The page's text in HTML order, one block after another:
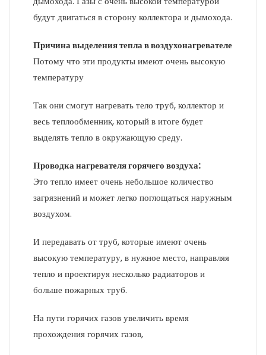
будут двигаться в сторону коллектора и дымохода.
Причина выделения тепла в воздухонагревателе
Потому что эти продукты имеют очень высокую
температуру
Так они смогут нагревать тело труб, коллектор и
весь теплообменник, который в итоге будет
выделять тепло в окружающую среду.
Проводка нагревателя горячего воздуха:
Это тепло имеет очень небольшое количество
загрязнений и может легко поглощаться наружным
воздухом.
И передавать от труб, которые имеют очень
высокую температуру, в нужное место, направляя
тепло и проектируя несколько радиаторов и
больше пожарных труб.
На пути горячих газов увеличить время
прохождения горячих газов,